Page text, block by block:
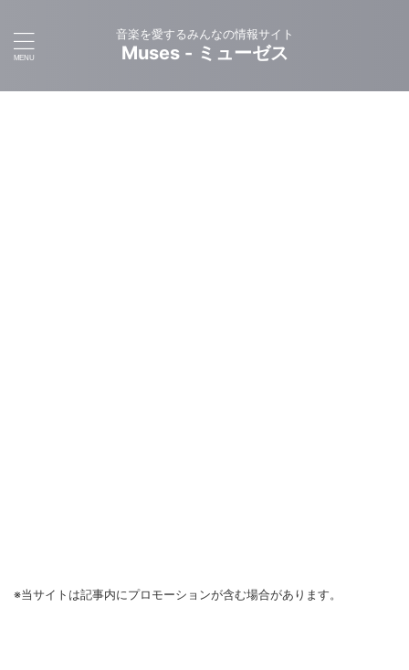
音楽を愛するみんなの情報サイト
Muses - ミューゼス
※当サイトは記事内にプロモーションが含む場合があります。